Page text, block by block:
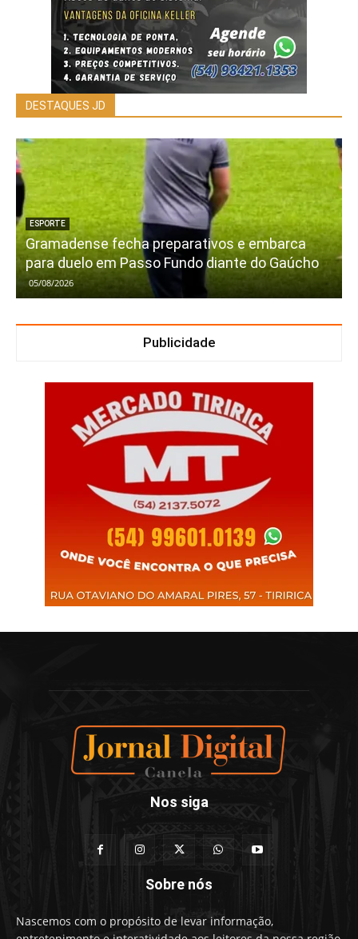
DESTAQUES JD
ESPORTE
Gramadense fecha preparativos e embarca
para duelo em Passo Fundo diante do Gaúcho
05/08/2026
Publicidade
Nos siga
Sobre nós
Nascemos com o propósito de levar informação,